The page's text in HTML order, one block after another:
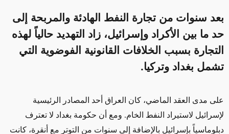
بعد سنوات من تجارة النفط الهادئة والمربحة إلى
حد ما بين الأكراد وإسرائيل، زاد التهديد حالياً لهذه
التجارة بسبب الخلافات القانونية الفوضوية التي
تشمل بغداد وتركيا.
على مدى العقد الماضي، كان العراق أحد المصادر الرئيسية
لإسرائيل لاستيراد النفط الخام. ومع أن حكومة بغداد لا تعترف
دبلوماسياً بإسرائيل بالإضافة إلى سنوات من التوتر مع أنقرة، كانت